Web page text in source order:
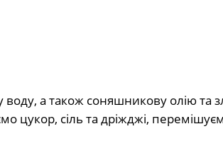
а також соняшникову олію та
цукор, сіль та дріжджі,